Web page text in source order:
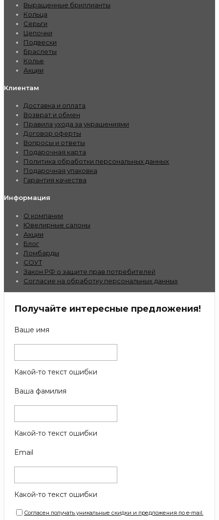
Выращенные бриллианты
Кольца
Серьги
Цепочки
Подвески
Браслеты
Колье
Акции
Клиентам
Доставка и оплата
Возврат и обмен
Правила ухода за украшениями
Договор оферты
Вопросы и ответы
Подарочная карта
Политика обработки персональных данных
Подарочная упаковка
Гарантия качества
Информация
О компании
Ювелирные салоны
Акции
Блог
Ломбарды
СОУТ
Закон РФ о защите прав потребителей
Согласие на обработку персональных данных
Получайте интересные предложения!
Ваше имя
Какой-то текст ошибки
Ваша фамилия
Какой-то текст ошибки
Email
Какой-то текст ошибки
Согласен получать уникальные скидки и предложения по e-mail.